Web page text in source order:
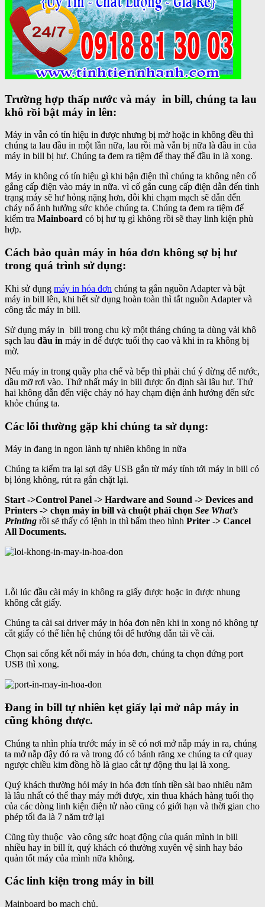
Trường hợp thấp nước và máy in bill, chúng ta lau
khô rồi bật máy in lên:
Máy in vẫn có tín hiệu in được nhưng bị mờ hoặc in không đều thì
chúng ta lau đầu in một lần nữa, lau rồi mà vẫn bị nữa là đầu in của
máy in bill bị hư. Chúng ta đem ra tiệm để thay thế đầu in là xong.
Máy in không có tín hiệu gì khi bận điện thì chúng ta không nên cố
gắng cấp điện vào máy in nữa. vì cố gắn cung cấp điện dẫn đến tình
trạng máy sẽ hư hỏng nặng hơn, đôi khi chạm mạch sẽ dẫn đến
cháy nổ ảnh hưởng sức khỏe chúng ta. Chúng ta đem ra tiệm để
kiểm tra Mainboard có bị hư tụ gì không rồi sẽ thay linh kiện phù
hợp.
Cách bảo quản máy in hóa đơn không sợ bị hư
trong quá trình sử dụng:
Khi sử dụng máy in hóa đơn chúng ta gắn nguồn Adapter và bật
máy in bill lên, khi hết sử dụng hoàn toàn thì tắt nguồn Adapter và
công tắc máy in bill.
Sử dụng máy in bill trong chu kỳ một tháng chúng ta dùng vải khô
sạch lau đầu in máy in để được tuổi thọ cao và khi in ra không bị
mờ.
Nếu máy in trong quầy pha chế và bếp thì phải chú ý đừng để nước,
dầu mỡ rơi vào. Thứ nhất máy in bill được ổn định sài lâu hư. Thứ
hai không dẫn đến việc cháy nỏ hay chạm điện ảnh hưởng đến sức
khỏe chúng ta.
Các lỗi thường gặp khi chúng ta sử dụng:
Máy in đang in ngon lành tự nhiên không in nữa
Chúng ta kiểm tra lại sợi dây USB gắn từ máy tính tới máy in bill có
bị lỏng không, rút ra gắn chặt lại.
Start ->Control Panel -> Hardware and Sound -> Devices and
Printers -> chọn máy in bill và chuột phải chọn See What’s
Printing rồi sẽ thấy có lệnh in thì bấm theo hình Priter -> Cancel
All Documents.
Lỗi lúc đầu cài máy in không ra giấy được hoặc in được nhung
không cắt giấy.
Chúng ta cài sai driver máy in hóa đơn nên khi in xong nó không tự
cắt giấy có thể liên hệ chúng tôi để hướng dẫn tải về cài.
Chọn sai cổng kết nối máy in hóa đơn, chúng ta chọn đứng port
USB thì xong.
Đang in bill tự nhiên kẹt giấy lại mở nắp máy in
cũng không được.
Chúng ta nhìn phía trước máy in sẽ có nơi mở nắp máy in ra, chúng
ta mở nắp đậy đó ra và trong đó có bánh răng xe chúng ta cứ quay
ngược chiều kim đồng hồ là giao cắt tự động thu lại là xong.
Quý khách thường hỏi máy in hóa đơn tính tiền sài bao nhiêu năm
là lâu nhất có thể thay máy mới được, xin thua khách hàng tuổi thọ
của các dòng linh kiện điện tử nào cũng có giới hạn và thời gian cho
phép tối đa là 7 năm trở lại
Cũng tùy thuộc vào công sức hoạt động của quán mình in bill
nhiều hay in bill ít, quý khách có thường xuyên vệ sinh hay bảo
quản tốt máy của mình nữa không.
Các linh kiện trong máy in bill
Mainboard bo mạch chủ.